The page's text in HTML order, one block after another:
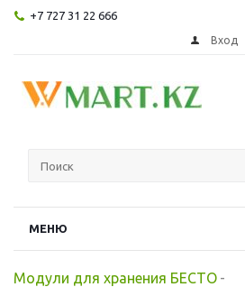
+7 727 31 22 666
Вход
МЕНЮ
Модули для хранения БЕСТО -